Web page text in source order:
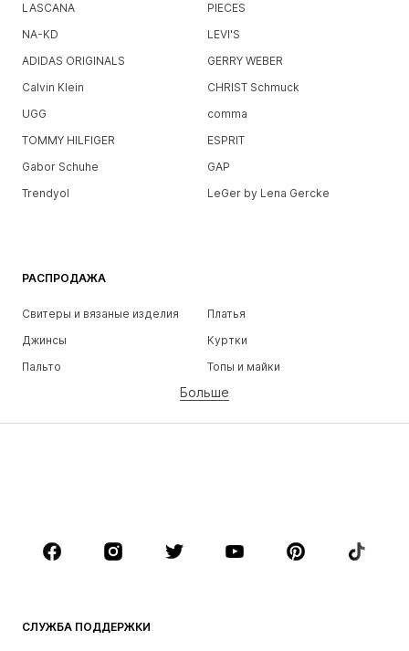
LASCANA
PIECES
NA-KD
LEVI'S
ADIDAS ORIGINALS
GERRY WEBER
Calvin Klein
CHRIST Schmuck
UGG
comma
TOMMY HILFIGER
ESPRIT
Gabor Schuhe
GAP
Trendyol
LeGer by Lena Gercke
РАСПРОДАЖА
Свитеры и вязаные изделия
Платья
Джинсы
Куртки
Пальто
Топы и майки
Белье
Юбки
Блузки и туники
Аксессуары
Премиум
НОВИНКИ
Больше
СЛУЖБА ПОДДЕРЖКИ